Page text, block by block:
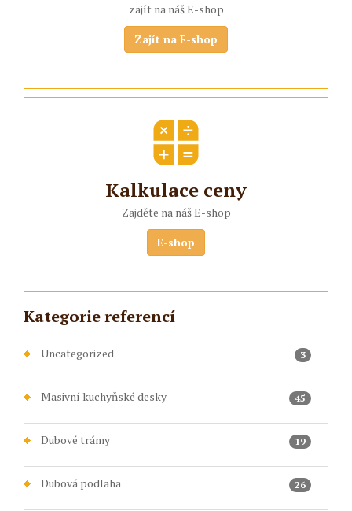
zajít na náš E-shop
Zajít na E-shop
Kalkulace ceny
Zajděte na náš E-shop
E-shop
Kategorie referencí
Uncategorized 3
Masivní kuchyňské desky 45
Dubové trámy 19
Dubová podlaha 26